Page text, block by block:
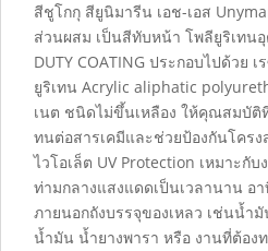
สีชูโกกุ สียูนิมารีน เอช-เอส
ส่วนผสม เป็นสีทับหน้า โพลียูริเทน
DUTY COATING ประกอบไปด้วย
ยูริเทน Acrylic aliphatic
เนต ชนิดไม่ขึ้นเหลือง ให้คุณสมบัติ
ทนต่อสารเคมีและช่วยป้องกันโครง
ไวโอเล็ต UV Protection เหมาะกั
ท่ามกลางแสงแดดเป็นเวลานาน อ
ภายนอกถังบรรจุของเหลว เช่นน้ำ
น้ำมัน น้ำยางพารา หรือ งานที่ต้อง